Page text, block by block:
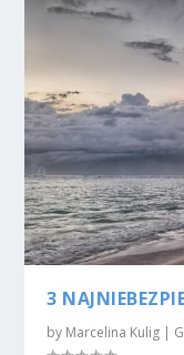
3
by Marcelina Kulig |